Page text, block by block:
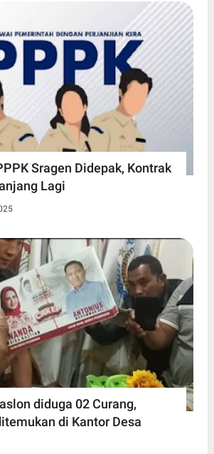
Sragen Didepak, Kontrak
Lagi
diduga 02 Curang,
di Kantor Desa